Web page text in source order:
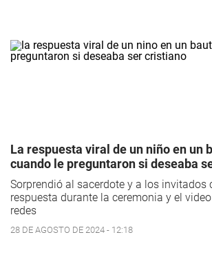
La respuesta viral de un niño en un
cuando le preguntaron si deseaba
Sorprendió al sacerdote y a los invitados
respuesta durante la ceremonia y el
redes
28 DE AGOSTO DE 2024 - 12:18